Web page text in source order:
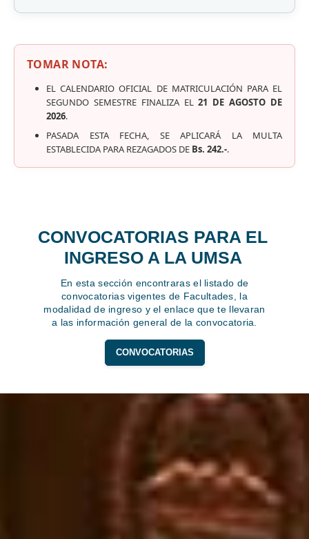
TOMAR NOTA:
EL CALENDARIO OFICIAL DE MATRICULACIÓN PARA EL
SEGUNDO SEMESTRE FINALIZA EL21 DE AGOSTO DE
2026.
PASADA ESTA FECHA, SE APLICARÁ LA MULTA
ESTABLECIDA PARA REZAGADOS DE Bs. 242.-.
CONVOCATORIAS PARA EL
INGRESO A LA UMSA
En esta sección encontraras el listado de
convocatorias vigentes de Facultades, la
modalidad de ingreso y el enlace que te llevaran
a las información general de la convocatoria.
CONVOCATORIAS